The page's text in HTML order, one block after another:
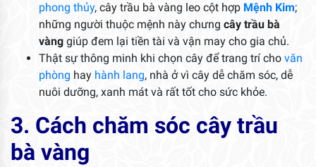
phong thủy, cây trầu bà vàng leo cột hợp Mệnh Kim;
những người thuộc mệnh này chưng cây trầu bà
vàng giúp đem lại tiền tài và vận may cho gia chủ.
Thật sự thông minh khi chọn cây để trang trí cho văn
phòng hay hành lang, nhà ở vì cây dễ chăm sóc, dễ
nuôi dưỡng, xanh mát và rất tốt cho sức khỏe.
3. Cách chăm sóc cây trầu
bà vàng